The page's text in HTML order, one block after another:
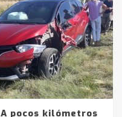
A pocos kilómetros